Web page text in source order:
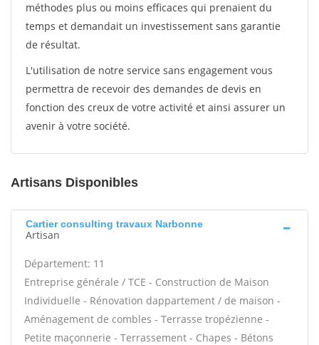
méthodes plus ou moins efficaces qui prenaient du
temps et demandait un investissement sans garantie
de résultat.
L'utilisation de notre service sans engagement vous
permettra de recevoir des demandes de devis en
fonction des creux de votre activité et ainsi assurer un
avenir à votre société.
Artisans Disponibles
Cartier consulting travaux Narbonne
Artisan
Département: 11
Entreprise générale / TCE - Construction de Maison
Individuelle - Rénovation dappartement / de maison -
Aménagement de combles - Terrasse tropézienne -
Petite maçonnerie - Terrassement - Chapes - Bétons